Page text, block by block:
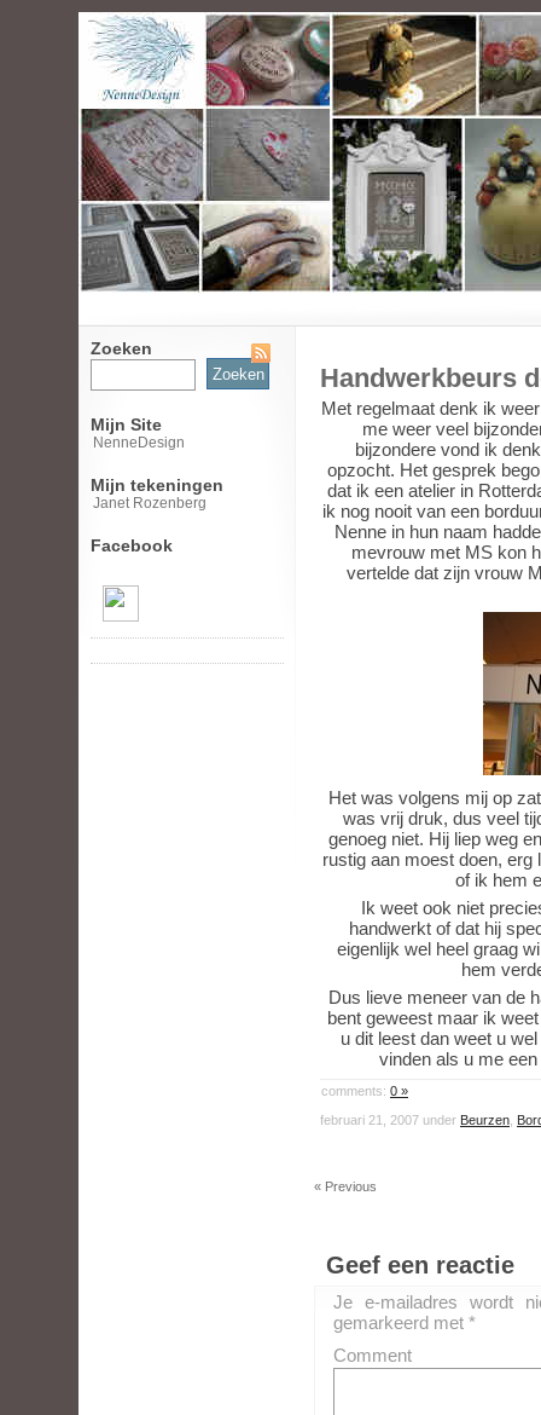
Zoeken
Zoeken
naar:
Mijn Site
NenneDesign
Mijn tekeningen
Janet Rozenberg
Facebook
Handwerkbeurs
Met regelmaat denk ik
me weer veel
bijzondere vond ik
opzocht. Het gesprek
dat ik een atelier in
ik nog nooit van een
Nenne in hun naam
mevrouw met MS kon
vertelde dat zijn vrouw
Het was volgens mij op
was vrij druk, dus veel
genoeg niet. Hij liep weg
rustig aan moest doen, erg
of ik hem
Ik weet ook niet
handwerkt of dat hij
eigenlijk wel heel graag
hem
Dus lieve meneer van de
bent geweest maar ik
u dit leest dan weet u
vinden als u me
comments: 0 »
februari 21, 2007 under Beurzen
« Previous
Geef een reactie
Je e-mailadres wordt
gemarkeerd met *
Comment